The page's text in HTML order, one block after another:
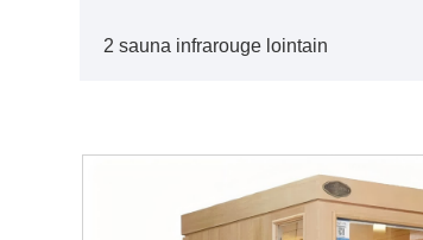
2 sauna infrarouge lointain